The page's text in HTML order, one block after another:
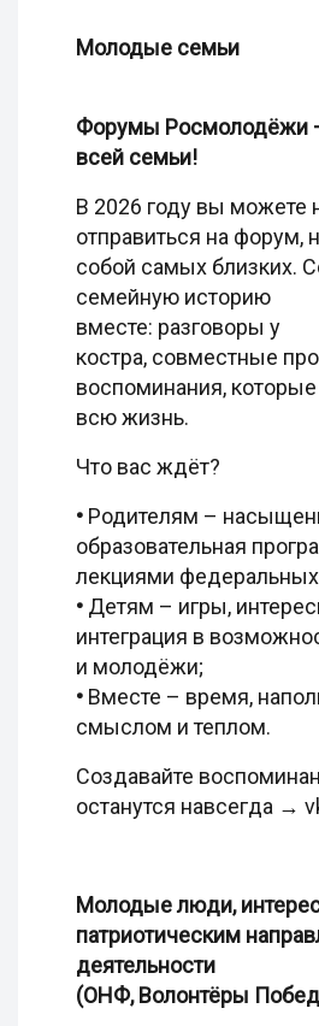
Молодые семьи
Форумы Росмолодёжи
всей семьи!
В 2026 году вы можете
отправиться на форум,
собой самых близких.
семейную историю
вместе: разговоры у
костра, совместные
воспоминания, которые
всю жизнь.
Что вас ждёт?
• Родителям –
образовательная
лекциями федеральных
• Детям – игры,
интеграция в
и молодёжи;
• Вместе – время,
смыслом и теплом.
Создавайте
останутся навсегда →
Молодые люди,
патриотическим
деятельности
(ОНФ, Волонтёры